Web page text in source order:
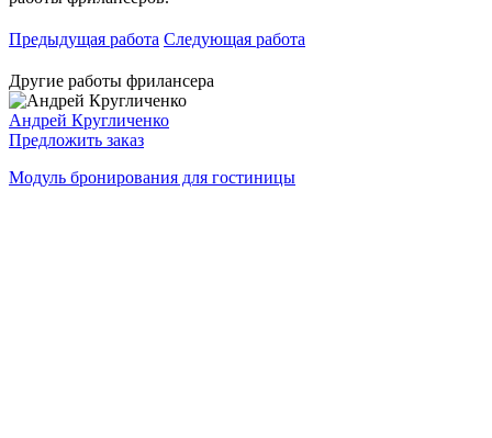
Предыдущая работа Следующая работа
Другие работы фрилансера
Андрей Кругличенко
Предложить заказ
Модуль бронирования для гостиницы